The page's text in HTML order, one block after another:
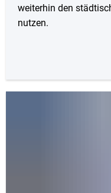
weiterhin den
nutzen.